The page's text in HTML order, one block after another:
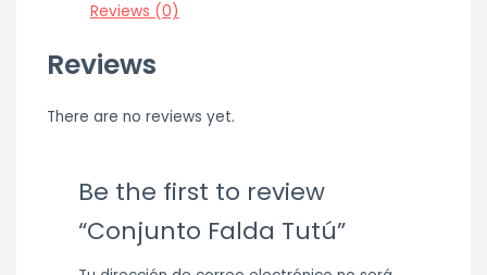
Reviews (0)
Reviews
There are no reviews yet.
Be the first to review
“Conjunto Falda Tutú”